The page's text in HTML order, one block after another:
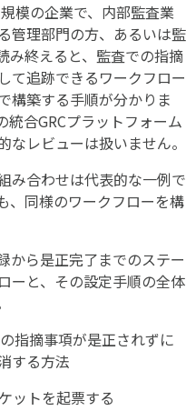
模の企業で、内部監査業
管理部門の方、あるいは監
み終えると、監査での指摘
て追跡できるワークフロー
構築する手順が分かりま
合GRCプラットフォーム
レビューは扱いません。
み合わせは代表的な一例で
、同様のワークフローを構
から是正完了までのステー
ーと、その設定手順の全体
指摘事項が是正されずに
する方法
ットを起票する